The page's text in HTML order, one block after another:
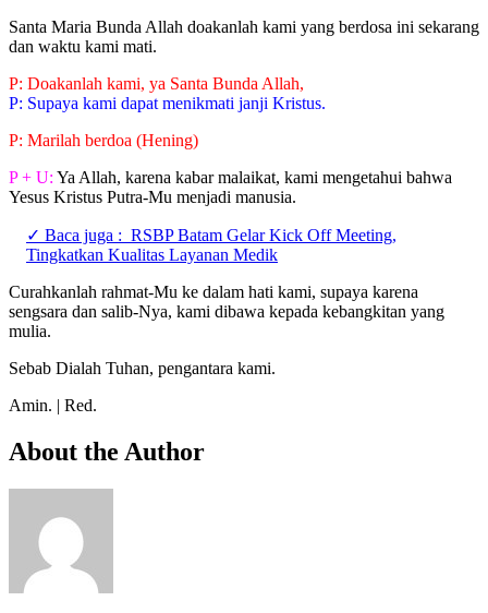
Santa Maria Bunda Allah doakanlah kami yang berdosa ini sekarang
dan waktu kami mati.
P: Doakanlah kami, ya Santa Bunda Allah,
P: Supaya kami dapat menikmati janji Kristus.
P: Marilah berdoa (Hening)
P + U: Ya Allah, karena kabar malaikat, kami mengetahui bahwa
Yesus Kristus Putra-Mu menjadi manusia.
✓ Baca juga : RSBP Batam Gelar Kick Off Meeting,
Tingkatkan Kualitas Layanan Medik
Curahkanlah rahmat-Mu ke dalam hati kami, supaya karena
sengsara dan salib-Nya, kami dibawa kepada kebangkitan yang
mulia.
Sebab Dialah Tuhan, pengantara kami.
Amin. | Red.
About the Author